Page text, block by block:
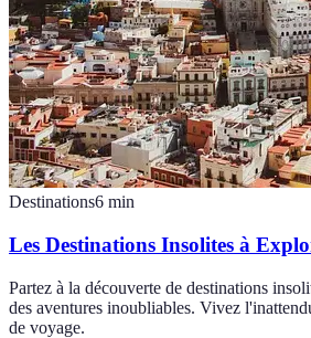
Destinations6 min
Les Destinations Insolites à
Partez à la découverte de destinations
des aventures inoubliables. Vivez
de voyage.